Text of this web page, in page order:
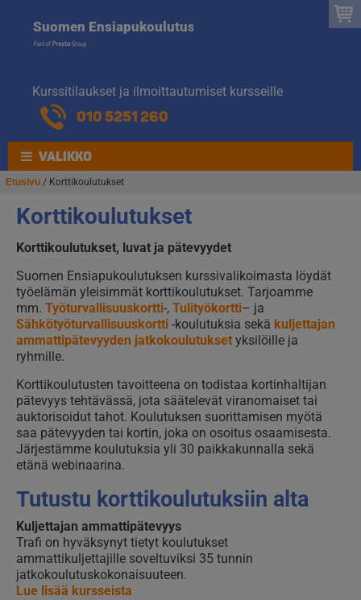
navigointiin
sisältöön
Suomen EnsiapukoulutusSuomen
Kurssitilaukset ja ilmoittautumiset kursseille
010 5251 260
VALIKKO
Etusivu / Korttikoulutukset
Korttikoulutukset
Korttikoulutukset, luvat ja pätevyydet
Suomen Ensiapukoulutuksen kurssivalikoimasta löydät
työelämän yleisimmät korttikoulutukset. Tarjoamme
mm. Työturvallisuuskortti-, Tulityökortti– ja
Sähkötyöturvallisuuskortti -koulutuksia sekä kuljettajan
ammattipätevyyden jatkokoulutukset yksilöille ja
ryhmille.
Korttikoulutusten tavoitteena on todistaa kortinhaltijan
pätevyys tehtävässä, jota säätelevät viranomaiset tai
auktorisoidut tahot. Koulutuksen suorittamisen myötä
saa pätevyyden tai kortin, joka on osoitus osaamisesta.
Järjestämme koulutuksia yli 30 paikkakunnalla sekä
etänä webinaarina.
Tutustu korttikoulutuksiin alta
Kuljettajan ammattipätevyys
Trafi on hyväksynyt tietyt koulutukset
ammattikuljettajille soveltuviksi 35 tunnin
jatkokoulutuskokonaisuuteen.
Lue lisää kursseista